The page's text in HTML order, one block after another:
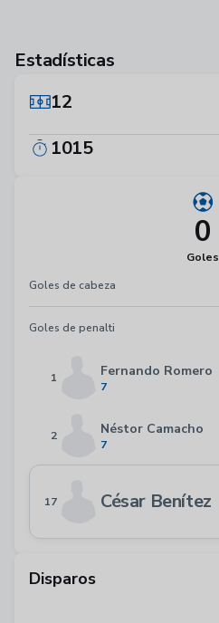
Estadísticas
12
1015
0
Goles
Goles de cabeza
Goles de penalti
1 Fernando Romero
7
2 Néstor Camacho
7
17 César Benítez
Disparos